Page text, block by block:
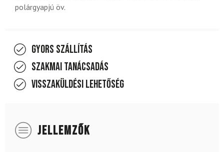
polárgyapjú öv.
Gyors szállítás
Szakmai tanácsadás
Visszaküldési lehetőség
JELLEMZŐK